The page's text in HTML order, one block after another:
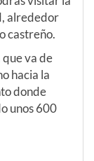
alrededor
castreño.
va de
hacia la
donde
unos 600